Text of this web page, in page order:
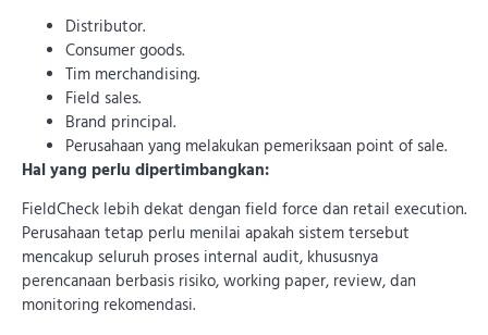
Distributor.
Consumer goods.
Tim merchandising.
Field sales.
Brand principal.
Perusahaan yang melakukan pemeriksaan point of sale.
Hal yang perlu dipertimbangkan:
FieldCheck lebih dekat dengan field force dan retail execution.
Perusahaan tetap perlu menilai apakah sistem tersebut
mencakup seluruh proses internal audit, khususnya
perencanaan berbasis risiko, working paper, review, dan
monitoring rekomendasi.